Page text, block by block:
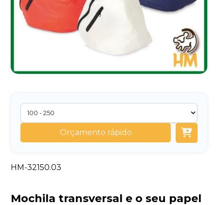
Orçamento rápido
HM-32150.03
Mochila transversal e o seu papel